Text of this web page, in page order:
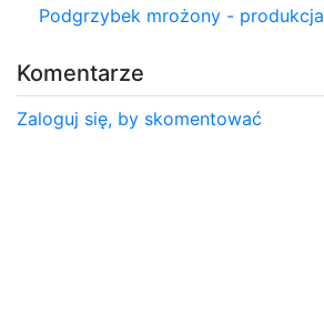
Podgrzybek mrożony - produkcja
Komentarze
Zaloguj się, by skomentować